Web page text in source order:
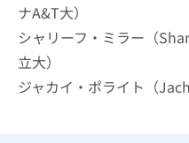
ナA&T大）
シャリーフ・ミラー（
立大）
ジャカイ・ポライト（